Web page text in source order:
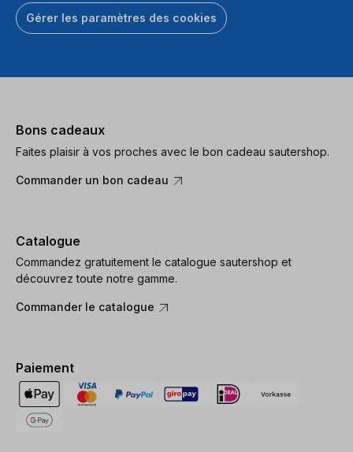
Gérer les paramètres des cookies
Bons cadeaux
Faites plaisir à vos proches avec le bon cadeau sautershop.
Commander un bon cadeau
Catalogue
Commandez gratuitement le catalogue sautershop et
découvrez toute notre gamme.
Commander le catalogue
Paiement